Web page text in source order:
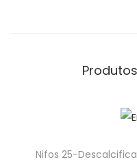
Nifos 25-